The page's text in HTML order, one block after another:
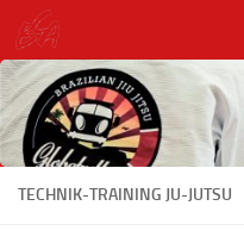
Unter dem Inhalt
TECHNIK-TRAINING JU-JUTSU